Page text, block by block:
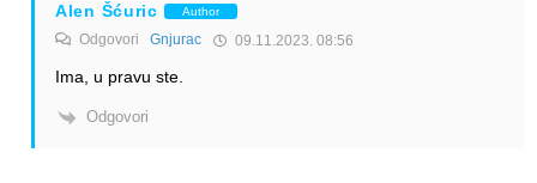
Alen Šćuric Author
Odgovori Gnjurac 09.11.2023. 08:56
Ima, u pravu ste.
Odgovori